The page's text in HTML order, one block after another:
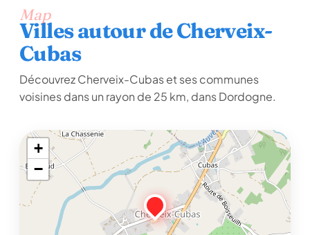
Map
Villes autour de Cherveix-
Cubas
Découvrez Cherveix-Cubas et ses communes
voisines dans un rayon de 25 km, dans Dordogne.
+
−